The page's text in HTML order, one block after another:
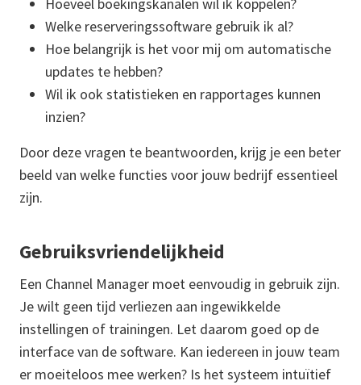
Hoeveel boekingskanalen wil ik koppelen?
Welke reserveringssoftware gebruik ik al?
Hoe belangrijk is het voor mij om automatische
updates te hebben?
Wil ik ook statistieken en rapportages kunnen
inzien?
Door deze vragen te beantwoorden, krijg je een beter
beeld van welke functies voor jouw bedrijf essentieel
zijn.
Gebruiksvriendelijkheid
Een Channel Manager moet eenvoudig in gebruik zijn.
Je wilt geen tijd verliezen aan ingewikkelde
instellingen of trainingen. Let daarom goed op de
interface van de software. Kan iedereen in jouw team
er moeiteloos mee werken? Is het systeem intuïtief